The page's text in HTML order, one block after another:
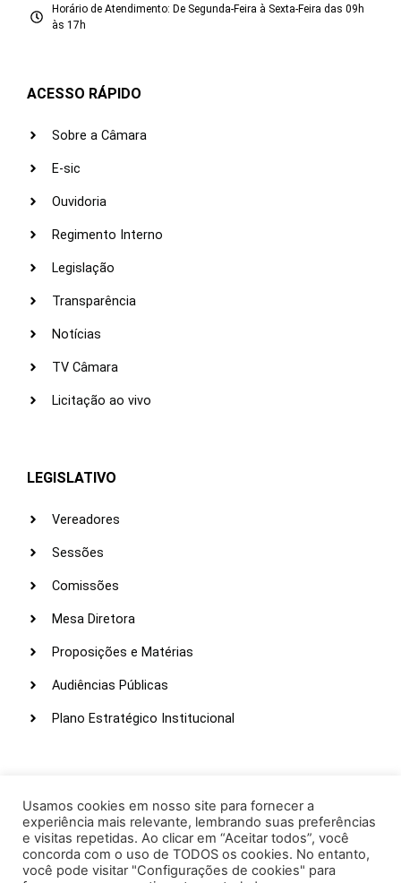
Horário de Atendimento: De Segunda-Feira à Sexta-Feira das 09h
às 17h
ACESSO RÁPIDO
Sobre a Câmara
E-sic
Ouvidoria
Regimento Interno
Legislação
Transparência
Notícias
TV Câmara
Licitação ao vivo
LEGISLATIVO
Vereadores
Sessões
Comissões
Mesa Diretora
Proposições e Matérias
Audiências Públicas
Plano Estratégico Institucional
Webmail
Intranet
Administração
Usamos cookies em nosso site para fornecer a
experiência mais relevante, lembrando suas preferências
e visitas repetidas. Ao clicar em “Aceitar todos”, você
concorda com o uso de TODOS os cookies. No entanto,
você pode visitar "Configurações de cookies" para